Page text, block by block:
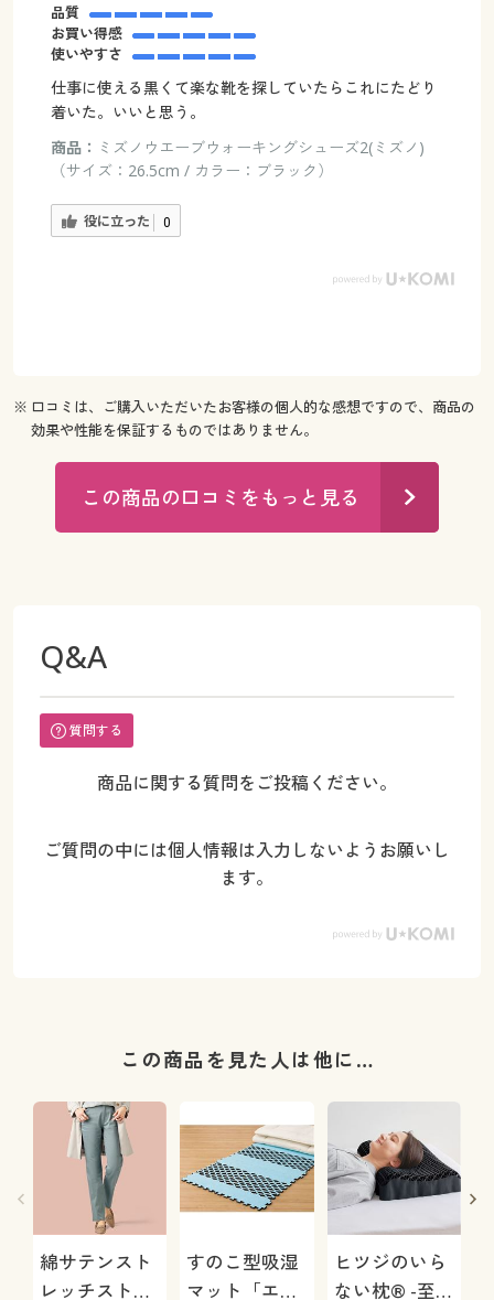
品質
お買い得感
使いやすさ
仕事に使える黒くて楽な靴を探していたらこれにたどり
着いた。いいと思う。
商品： ミズノウエーブウォーキングシューズ2(ミズノ)
（サイズ：26.5cm / カラー：ブラック）
役に立った 0
※ 口コミは、ご購入いただいたお客様の個人的な感想ですので、商品の
効果や性能を保証するものではありません。
この商品の口コミをもっと見る
Q&A
質問する
商品に関する質問をご投稿ください。
ご質問の中には個人情報は入力しないようお願いし
ます。
この商品を見た人は他に…
綿サテンスト
レッチストレ
すのこ型吸湿
マット「エア
ヒツジのいら
ない枕® -至